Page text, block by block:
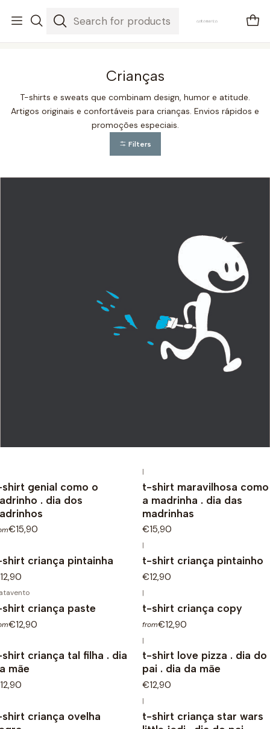
Crianças
T-shirts e sweats que combinam design, humor e atitude.
Artigos originais e confortáveis para crianças. Envios rápidos e
promoções especiais.
Filters
genial como o
. dia dos
€15,90
|
t-shirt maravilhosa como
a madrinha . dia das
madrinhas
€15,90
criança pintainha
|
t-shirt criança pintainho
€12,90
criança paste
€12,90
|
t-shirt criança copy
from€12,90
criança tal filha . dia
mãe
|
t-shirt love pizza . dia do
pai . dia da mãe
€12,90
criança ovelha
|
t-shirt criança star wars